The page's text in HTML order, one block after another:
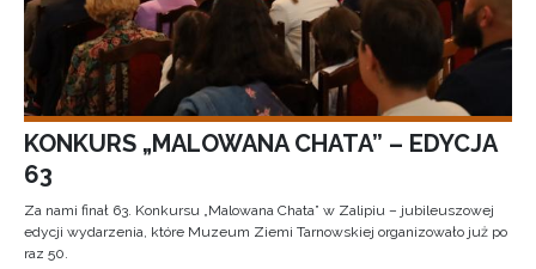
KONKURS „MALOWANA CHATA” – EDYCJA
63
Za nami finał 63. Konkursu „Malowana Chata” w Zalipiu – jubileuszowej
edycji wydarzenia, które Muzeum Ziemi Tarnowskiej organizowało już po
raz 50.